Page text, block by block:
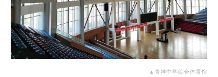
▲ 青神中学综合体育馆